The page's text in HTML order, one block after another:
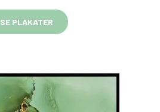
SE PLAKATER